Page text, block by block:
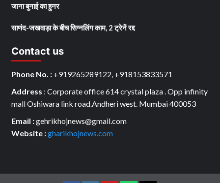
जाना बुनाई का हुनर
साणंद-जखवाड़ा के बीच सिग्नलिंग काम, 2 ट्रेनें रद्द
Contact us
Phone No. : +919265289122, +918153833571
Address : Corporate office 614 crystal plaza . Opp infinity
mall Oshiwara link road.Andheri west. Mumbai 400053
Email :gehrikhojnews@gmail.com
Website :gharikhojnews.com